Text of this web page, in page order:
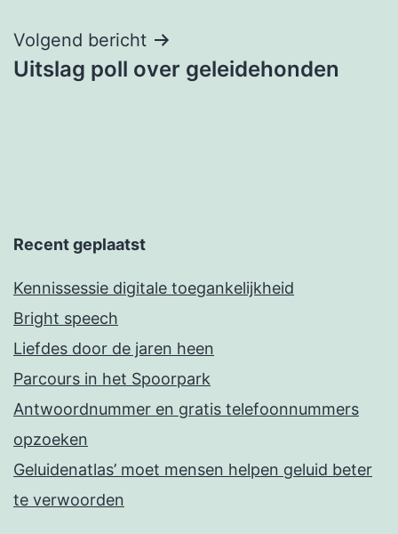
Volgend bericht
Uitslag poll over geleidehonden
Recent geplaatst
Kennissessie digitale toegankelijkheid
Bright speech
Liefdes door de jaren heen
Parcours in het Spoorpark
Antwoordnummer en gratis telefoonnummers
opzoeken
Geluidenatlas’ moet mensen helpen geluid beter
te verwoorden